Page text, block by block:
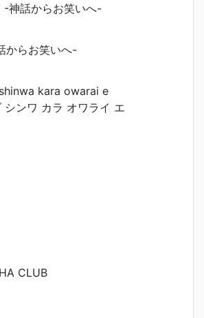
-神話からお笑いへ-
からお笑いへ-
kara owarai e
シンワ カラ オワライ エ
CLUB